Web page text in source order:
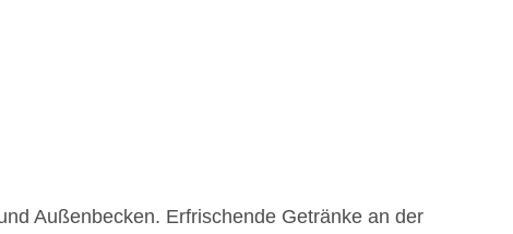
Außenbecken. Erfrischende Getränke an der